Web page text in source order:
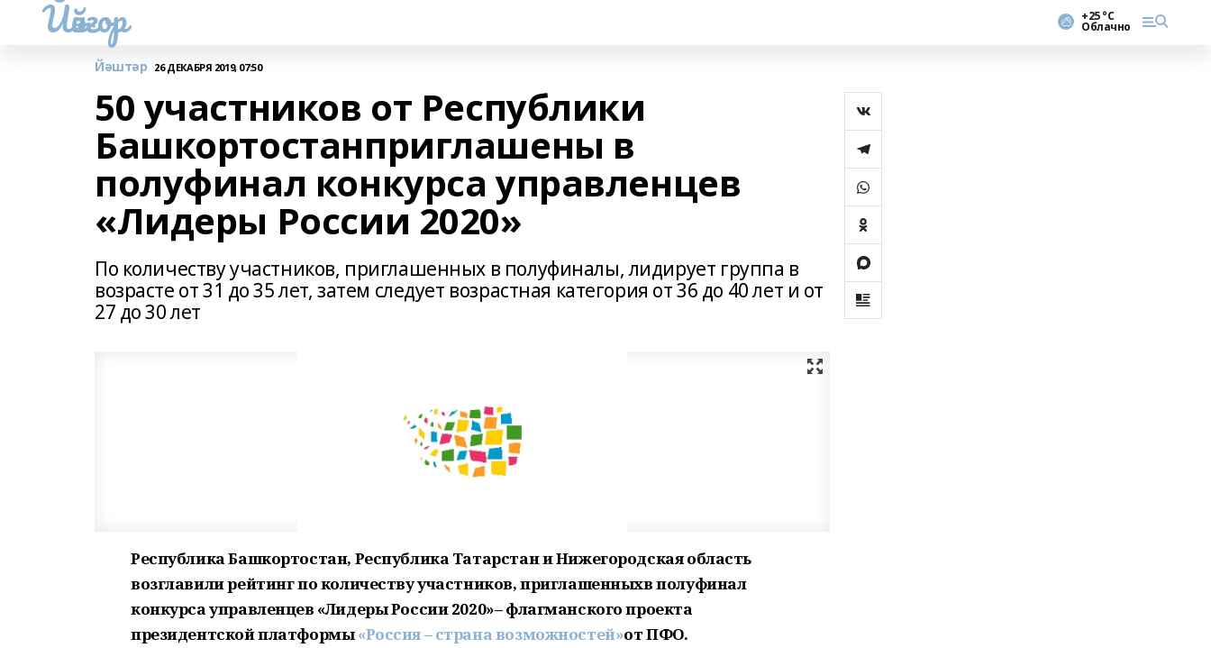
Йәйғор +25 °С
Облачно
Йәштәр 26 ДЕКАБРЯ 2019, 07:50
50 участников от Республики
Башкортостанприглашены в
полуфинал конкурса управленцев
«Лидеры России 2020»
По количеству участников, приглашенных в полуфиналы, лидирует группа в
возрасте от 31 до 35 лет, затем следует возрастная категория от 36 до 40 лет и от
27 до 30 лет
Республика Башкортостан, Республика Татарстан и Нижегородская область
возглавили рейтинг по количеству участников, приглашенныхв полуфинал
конкурса управленцев «Лидеры России 2020»– флагманского проекта
президентской платформы«Россия – страна возможностей»от ПФО.